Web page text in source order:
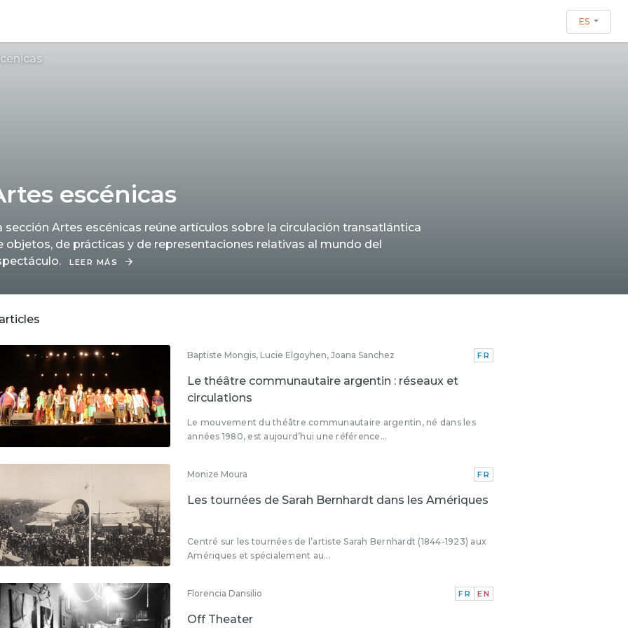
ES
escénicas
sección Artes escénicas reúne artículos sobre la circulación transatlántica
objetos, de prácticas y de representaciones relativas al mundo del
LEER MÁS
Baptiste Mongis, Lucie Elgoyhen, Joana Sanchez FR
Le théâtre communautaire argentin : réseaux et
circulations
Le mouvement du théâtre communautaire argentin, né dans les
années 1980, est aujourd’hui une référence...
Monize Moura FR
Les tournées de Sarah Bernhardt dans les Amériques
Centré sur les tournées de l’artiste Sarah Bernhardt (1844-1923) aux
Amériques et spécialement au...
Florencia Dansilio FR EN
Off Theater